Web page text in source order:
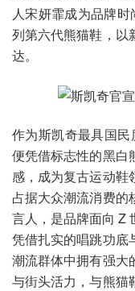
人宋妍霏成为品牌
列第六代熊猫鞋，以
达。
作为斯凯奇最具国民
便凭借标志性的黑白
感，成为复古运动鞋
占据大众潮流消费的
言人，是品牌面向 Z
凭借扎实的唱跳功底
潮流群体中拥有强大
与街头活力，与熊猫